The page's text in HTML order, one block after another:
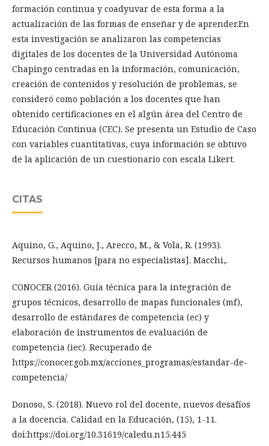
formación continua y coadyuvar de esta forma a la
actualización de las formas de enseñar y de aprender.En
esta investigación se analizaron las competencias
digitales de los docentes de la Universidad Autónoma
Chapingo centradas en la información, comunicación,
creación de contenidos y resolución de problemas, se
consideró como población a los docentes que han
obtenido certificaciones en el algún área del Centro de
Educación Continua (CEC). Se presenta un Estudio de Caso
con variables cuantitativas, cuya información se obtuvo
de la aplicación de un cuestionario con escala Likert.
CITAS
Aquino, G., Aquino, J., Arecco, M., & Vola, R. (1993).
Recursos humanos [para no especialistas]. Macchi,.
CONOCER (2016). Guía técnica para la integración de
grupos técnicos, desarrollo de mapas funcionales (mf),
desarrollo de estándares de competencia (ec) y
elaboración de instrumentos de evaluación de
competencia (iec). Recuperado de
https://conocer.gob.mx/acciones_programas/estandar-de-
competencia/
Donoso, S. (2018). Nuevo rol del docente, nuevos desafíos
a la docencia. Calidad en la Educación, (15), 1-11.
doi:https://doi.org/10.31619/caledu.n15.445